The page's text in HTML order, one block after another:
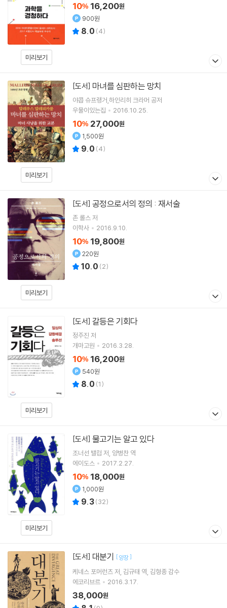
미리보기
10% 16,200원
900원
8.0 (4)
미리보기
[도서] 마녀를 심판하는 망치
야콥 슈프랭거,하인리히 크라머 공저
우물이있는집
2016.10.25.
10% 27,000원
1,500원
9.0 (4)
미리보기
[도서] 공정으로서의 정의 : 재서술
존 롤스저
이학사
2016.9.10.
10% 19,800원
220원
10.0 (2)
미리보기
[도서] 갈등은 기회다
정주진 저
개마고원
2016.3.28.
10% 16,200원
540원
8.0 (1)
미리보기
[도서] 물고기는 알고 있다
조너선 밸컴 저 양병찬 역
에이도스
2017.2.27.
10% 18,000원
1,000원
9.3(32)
[도서] 대분기 [양장]
케네스 포머런츠저 김규태 역 김형종감수
에코리브르
2016.3.17.
38,000원